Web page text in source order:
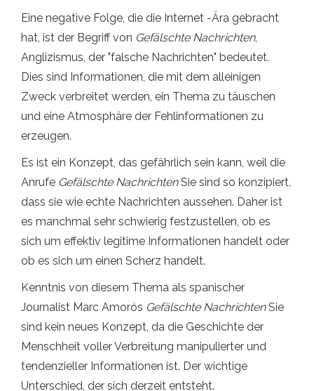
Eine negative Folge, die die Internet -Ära gebracht
hat, ist der Begriff von Gefälschte Nachrichten,
Anglizismus, der "falsche Nachrichten" bedeutet.
Dies sind Informationen, die mit dem alleinigen
Zweck verbreitet werden, ein Thema zu täuschen
und eine Atmosphäre der Fehlinformationen zu
erzeugen.
Es ist ein Konzept, das gefährlich sein kann, weil die
Anrufe Gefälschte NachrichtenSie sind so konzipiert,
dass sie wie echte Nachrichten aussehen. Daher ist
es manchmal sehr schwierig festzustellen, ob es
sich um effektiv legitime Informationen handelt oder
ob es sich um einen Scherz handelt.
Kenntnis von diesem Thema als spanischer
Journalist Marc Amorós Gefälschte NachrichtenSie
sind kein neues Konzept, da die Geschichte der
Menschheit voller Verbreitung manipulierter und
tendenzieller Informationen ist. Der wichtige
Unterschied, der sich derzeit entsteht.